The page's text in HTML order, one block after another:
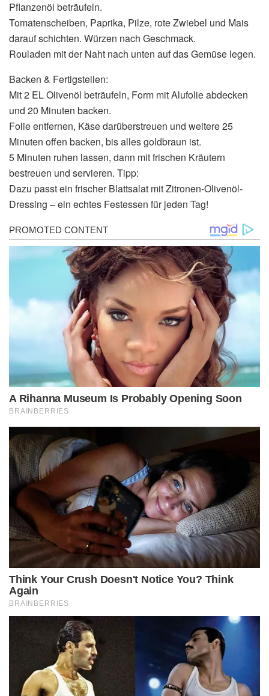
Pflanzenöl beträufeln.
Tomatenscheiben, Paprika, Pilze, rote Zwiebel und Mais
darauf schichten. Würzen nach Geschmack.
Rouladen mit der Naht nach unten auf das Gemüse legen.
Backen & Fertigstellen:
Mit 2 EL Olivenöl beträufeln, Form mit Alufolie abdecken
und 20 Minuten backen.
Folie entfernen, Käse darüberstreuen und weitere 25
Minuten offen backen, bis alles goldbraun ist.
5 Minuten ruhen lassen, dann mit frischen Kräutern
bestreuen und servieren. Tipp:
Dazu passt ein frischer Blattsalat mit Zitronen-Olivenöl-
Dressing – ein echtes Festessen für jeden Tag!